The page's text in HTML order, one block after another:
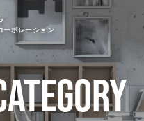
ーポレーション
ガレージアパート